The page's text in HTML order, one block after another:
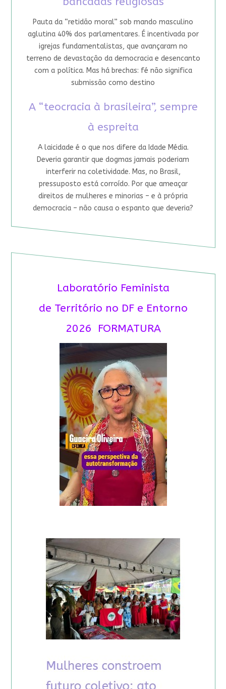
Pauta da “retidão moral” sob mando masculino
aglutina 40% dos parlamentares. É incentivada por
igrejas fundamentalistas, que avançaram no
terreno de devastação da democracia e desencanto
com a política. Mas há brechas: fé não significa
submissão como destino
A “teocracia à brasileira”, sempre
à espreita
A laicidade é o que nos difere da Idade Média.
Deveria garantir que dogmas jamais poderiam
interferir na coletividade. Mas, no Brasil,
pressuposto está corroído. Por que ameaçar
direitos de mulheres e minorias – e à própria
democracia – não causa o espanto que deveria?
Laboratório Feminista
de Território no DF e Entorno
2026 FORMATURA